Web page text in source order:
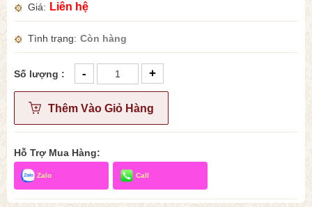
Giá Liên hệ
Tình trạng Còn hàng
Số lượng : - +
Thêm Vào Giỏ Hàng
Hỗ Trợ Mua Hàng:
Zalo Call